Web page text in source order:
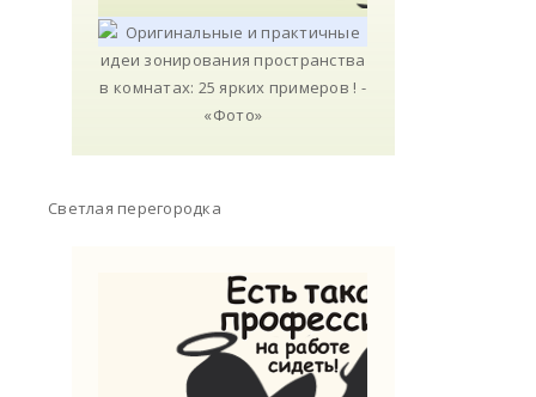
Светлая перегородка